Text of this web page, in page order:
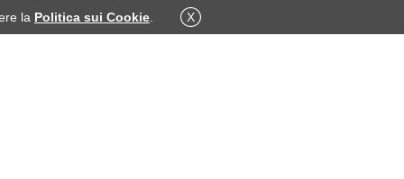
la Politica sui Cookie X